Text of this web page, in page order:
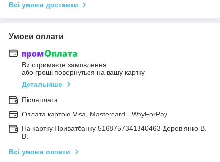
Всі умови доставки
Умови оплати
Ви отримаєте замовлення
або гроші повернуться на вашу картку
Детальніше
Післяплата
Оплата картою Visa, Mastercard - WayForPay
На картку Приватбанку 5168757341340463 Дерев'янко В.
В.
Всі умови оплати